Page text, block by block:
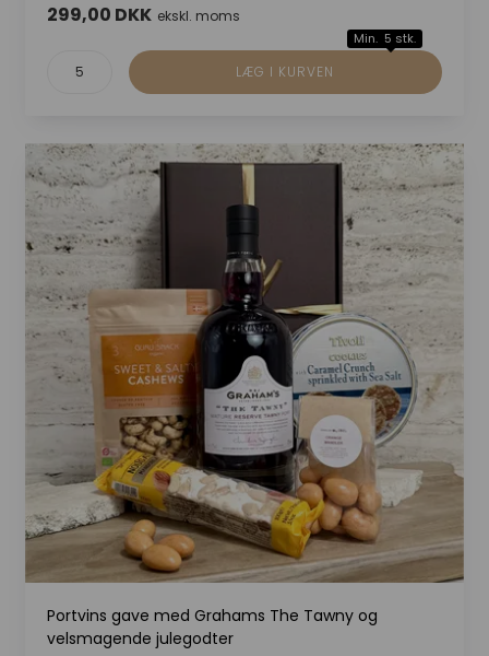
299,00 DKK ekskl. moms
Min. 5 stk.
Portvins gave med Grahams The Tawny og
velsmagende julegodter